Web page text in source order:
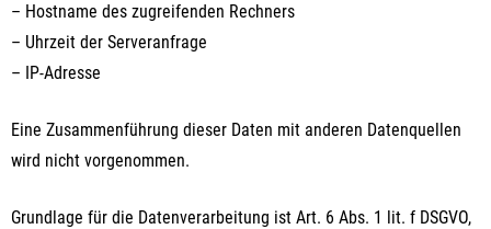
– Hostname des zugreifenden Rechners
– Uhrzeit der Serveranfrage
– IP-Adresse
Eine Zusammenführung dieser Daten mit anderen Datenquellen
wird nicht vorgenommen.
Grundlage für die Datenverarbeitung ist Art. 6 Abs. 1 lit. f DSGVO,